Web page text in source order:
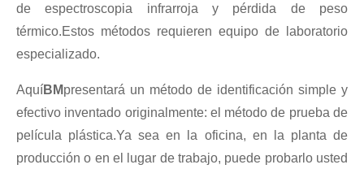
de espectroscopia infrarroja y pérdida de peso
térmico.Estos métodos requieren equipo de laboratorio
especializado.
AquíBMpresentará un método de identificación simple y
efectivo inventado originalmente: el método de prueba de
película plástica.Ya sea en la oficina, en la planta de
producción o en el lugar de trabajo, puede probarlo usted